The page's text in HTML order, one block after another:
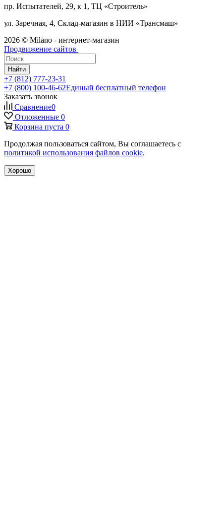
пр. Испытателей, 29, к 1, ТЦ «Строитель»
ул. Заречная, 4, Склад-магазин в НИИ «Трансмаш»
2026 © Milano - интернет-магазин
Продвижение сайтов
Найти
+7 (812) 777-23-31
+7 (800) 100-46-62Единый бесплатный телефон
Заказать звонок
Сравнение0
Отложенные 0
Корзина пуста 0
Продолжая пользоваться сайтом, Вы соглашаетесь с
политикой использования файлов cookie.
Хорошо